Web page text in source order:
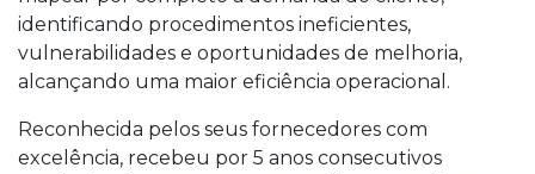
identificando procedimentos ineficientes,
vulnerabilidades e oportunidades de melhoria,
alcançando uma maior eficiência operacional.
Reconhecida pelos seus fornecedores com
excelência, recebeu por 5 anos consecutivos